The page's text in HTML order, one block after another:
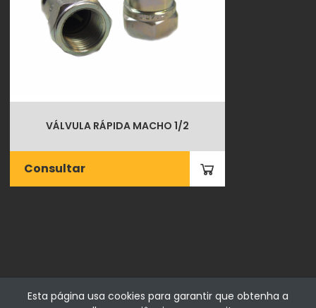
VÁLVULA RÁPIDA MACHO 1/2
Consultar
Esta página usa cookies para garantir que obtenha a